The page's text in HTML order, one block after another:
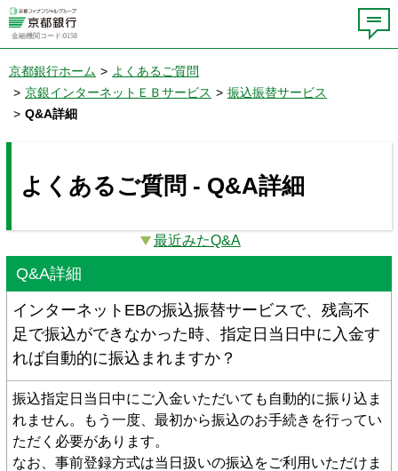
金融機関コード:0158
京都銀行ホーム > よくあるご質問
> 京銀インターネットＥＢサービス > 振込振替サービス
> Q&A詳細
よくあるご質問 - Q&A詳細
最近みたQ&A
Q&A詳細
インターネットEBの振込振替サービスで、残高不
足で振込ができなかった時、指定日当日中に入金す
れば自動的に振込まれますか？
振込指定日当日中にご入金いただいても自動的に振り込ま
れません。もう一度、最初から振込のお手続きを行ってい
ただく必要があります。
なお、事前登録方式は当日扱いの振込をご利用いただけま